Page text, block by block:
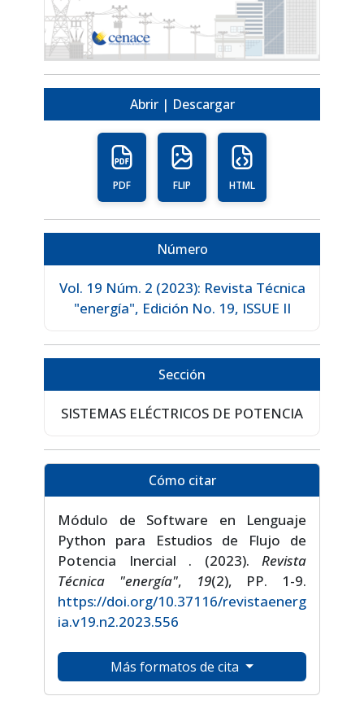
Abrir | Descargar
PDF FLIP HTML
Número
Vol. 19 Núm. 2 (2023): Revista Técnica
"energía", Edición No. 19, ISSUE II
Sección
SISTEMAS ELÉCTRICOS DE POTENCIA
Cómo citar
Módulo de Software en Lenguaje
Python para Estudios de Flujo de
Potencia Inercial . (2023). Revista
Técnica "energía", 19(2), PP. 1-9.
https://doi.org/10.37116/revistaenerg
ia.v19.n2.2023.556
Más formatos de cita